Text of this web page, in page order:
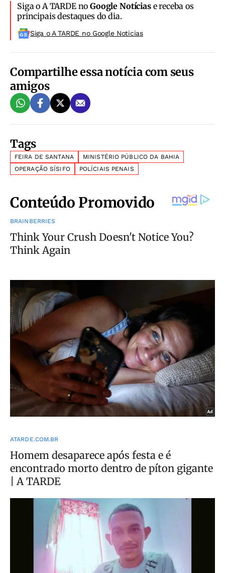
Siga o A TARDE noGoogle Notíciase receba os
principais destaques do dia.
Siga o A TARDE no Google Noticias
Compartilhe essa notícia com seus
amigos
Tags
FEIRA DE SANTANA
MINISTÉRIO PÚBLICO DA BAHIA
OPERAÇÃO SÍSIFO
POLÍCIAIS PENAIS